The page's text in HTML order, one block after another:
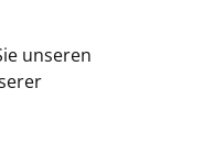
unseren